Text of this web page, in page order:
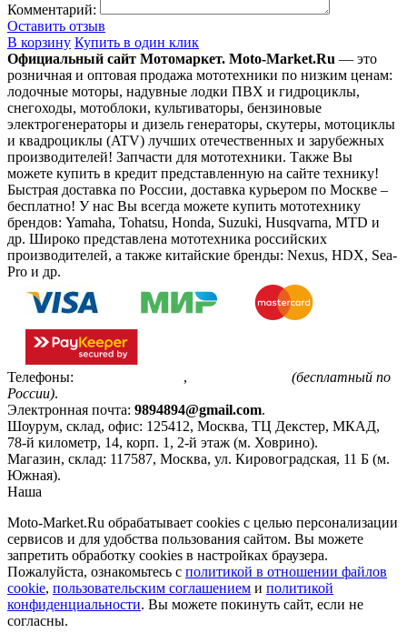
Комментарий:
Оставить отзыв
В корзину Купить в один клик
Официальный сайт Мотомаркет. Moto-Market.Ru — это
розничная и оптовая продажа мототехники по низким ценам:
лодочные моторы, надувные лодки ПВХ и гидроциклы,
снегоходы, мотоблоки, культиваторы, бензиновые
электрогенераторы и дизель генераторы, скутеры, мотоциклы
и квадроциклы (ATV) лучших отечественных и зарубежных
производителей! Запчасти для мототехники. Также Вы
можете купить в кредит представленную на сайте технику!
Быстрая доставка по России, доставка курьером по Москве –
бесплатно! У нас Вы всегда можете купить мототехнику
брендов: Yamaha, Tohatsu, Honda, Suzuki, Husqvarna, MTD и
др. Широко представлена мототехника российских
производителей, а также китайские бренды: Nexus, HDX, Sea-
Pro и др.
Телефоны: ,
(бесплатный по
России).
Электронная почта: 9894894@gmail.com.
Шоурум, склад, офис: 125412, Москва, ТЦ Декстер, МКАД,
78-й километр, 14, корп. 1, 2-й этаж (м. Ховрино).
Магазин, склад: 117587, Москва, ул. Кировоградская, 11 Б (м.
Южная).
Наша
Moto-Market.Ru обрабатывает сookies с целью персонализации
сервисов и для удобства пользования сайтом. Вы можете
запретить обработку сookies в настройках браузера.
Пожалуйста, ознакомьтесь с политикой в отношении файлов
cookie, пользовательским соглашением и политикой
конфиденциальности. Вы можете покинуть сайт, если не
согласны.